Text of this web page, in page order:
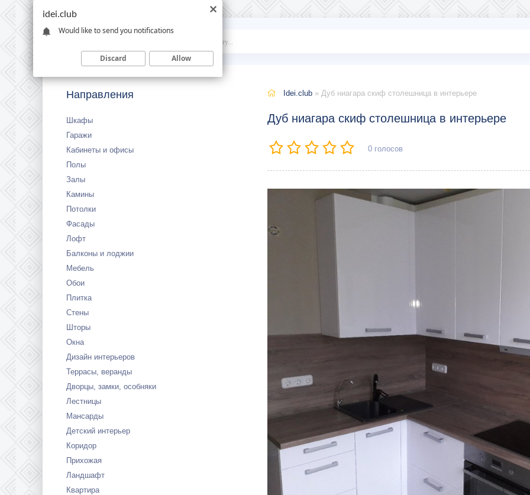
Idei
Направления
Шкафы
Гаражи
Кабинеты и офисы
Полы
Залы
Камины
Потолки
Фасады
Лофт
Балконы и лоджии
Мебель
Обои
Плитка
Стены
Шторы
Окна
Дизайн интерьеров
Террасы, веранды
Дворцы, замки, особняки
Лестницы
Мансарды
Детский интерьер
Коридор
Прихожая
Ландшафт
Квартира
Idei.club » Дуб ниагара скиф столешница в интерьере
Дуб ниагара скиф столешница в интерьере
0 голосов
idei.club
Would like to send you notifications
Discard Allow